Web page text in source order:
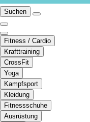
Suchen
Fitness / Cardio
Krafttraining
CrossFit
Yoga
Kampfsport
Kleidung
Fitnessschuhe
Ausrüstung